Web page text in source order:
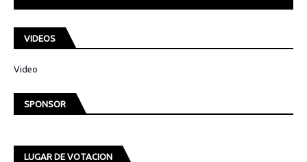
VIDEOS
Video
SPONSOR
LUGAR DE VOTACION